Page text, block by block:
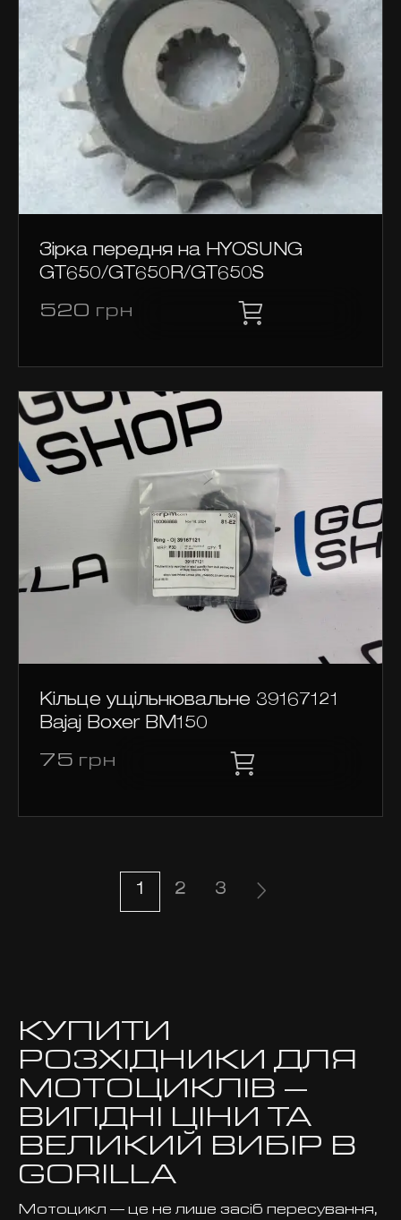
Зірка передня на HYOSUNG
GT650/GT650R/GT650S
520 грн
Кільце ущільнювальне 39167121
Bajaj Boxer BM150
75 грн
1 2 3
КУПИТИ
РОЗХІДНИКИ ДЛЯ
МОТОЦИКЛІВ –
ВИГІДНІ ЦІНИ ТА
ВЕЛИКИЙ ВИБІР В
GORILLA
Мотоцикл — це не лише засіб пересування,